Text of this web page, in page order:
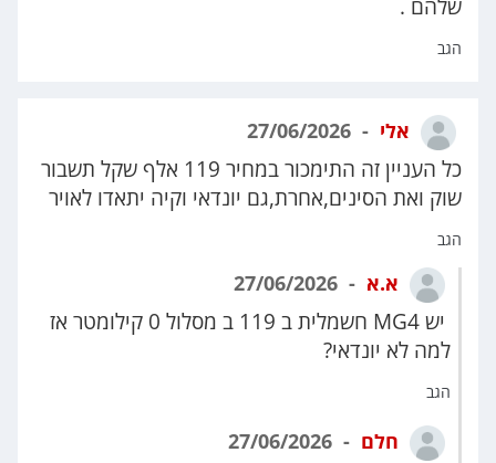
שלהם .
הגב
אלי
כל העניין זה התימכור במחיר 119 אלף שקל תשבור
שוק ואת הסינים,אחרת,גם יונדאי וקיה יתאדו לאויר
הגב
א.א
יש MG4 חשמלית ב 119 ב מסלול 0 קילומטר אז
למה לא יונדאי?
הגב
חלם